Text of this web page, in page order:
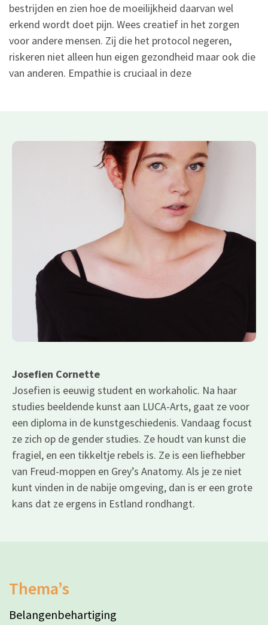
bestrijden en zien hoe de moeilijkheid daarvan wel
erkend wordt doet pijn. Wees creatief in het zorgen
voor andere mensen. Zij die het protocol negeren,
riskeren niet alleen hun eigen gezondheid maar ook die
van anderen. Empathie is cruciaal in deze
Josefien Cornette
Josefien is eeuwig student en workaholic. Na haar
studies beeldende kunst aan LUCA-Arts, gaat ze voor
een diploma in de kunstgeschiedenis. Vandaag focust
ze zich op de gender studies. Ze houdt van kunst die
fragiel, en een tikkeltje rebels is. Ze is een liefhebber
van Freud-moppen en Grey’s Anatomy. Als je ze niet
kunt vinden in de nabije omgeving, dan is er een grote
kans dat ze ergens in Estland rondhangt.
Thema’s
Belangenbehartiging